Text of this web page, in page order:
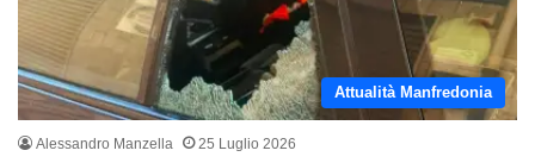
Attualità Manfredonia
Alessandro Manzella 25 Luglio 2026